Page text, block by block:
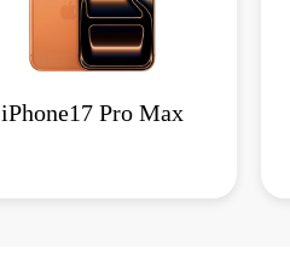
iPhone17 Pro Max